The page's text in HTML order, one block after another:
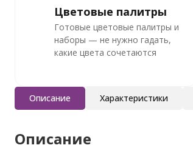
Цветовые палитры
Готовые цветовые палитры и
наборы — не нужно гадать,
какие цвета сочетаются
Описание Характеристики
Описание